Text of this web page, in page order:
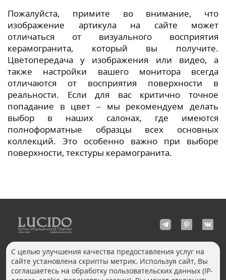
Пожалуйста, примите во внимание, что
изображение артикула на сайте может
отличаться от визуального восприятия
керамогранита, который вы получите.
Цветопередача у изображения или видео, а
также настройки вашего монитора всегда
отличаются от восприятия поверхности в
реальности. Если для вас критично точное
попадание в цвет – мы рекомендуем делать
выбор в наших салонах, где имеются
полноформатные образцы всех основных
коллекций. Это особенно важно при выборе
поверхности, текстуры керамогранита.
КОНТАКТЫ
Волгоград
С целью улучшения качества предоставления услуг на
сайте установлена скрипты метрик. Используя сайт, Вы
соглашаетесь на обработку пользовательских данных (IP-